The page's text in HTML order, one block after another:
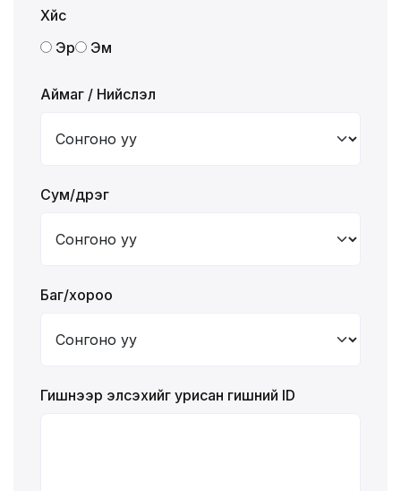
Хүйс
Эр
Эм
Аймаг / Нийслэл
Сум/дүүрэг
Баг/хороо
Гишүүнээр элсэхийг урисан гишүүний ID